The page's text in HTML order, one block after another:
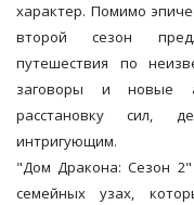
характер. Помимо
второй сезон
путешествия по
заговоры и новые
расстановку сил,
интригующим.
"Дом Дракона: Сезон
семейных узах,